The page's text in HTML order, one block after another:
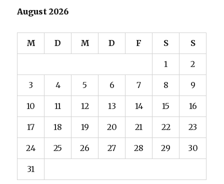
August 2026
M D M D F S S
1 2
3 4 5 6 7 8 9
10 11 12 13 14 15 16
17 18 19 20 21 22 23
24 25 26 27 28 29 30
31